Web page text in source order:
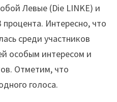
Левые (Die LINKE) и
процента. Интересно, что
среди участников
особым интересом и
Отметим, что
голоса.